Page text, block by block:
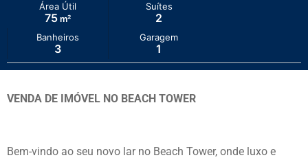
Área Útil
75m²
Suítes
2
Banheiros
3
Garagem
1
VENDA DE IMÓVEL NO BEACH TOWER
Bem-vindo ao seu novo lar no Beach Tower, onde luxo e